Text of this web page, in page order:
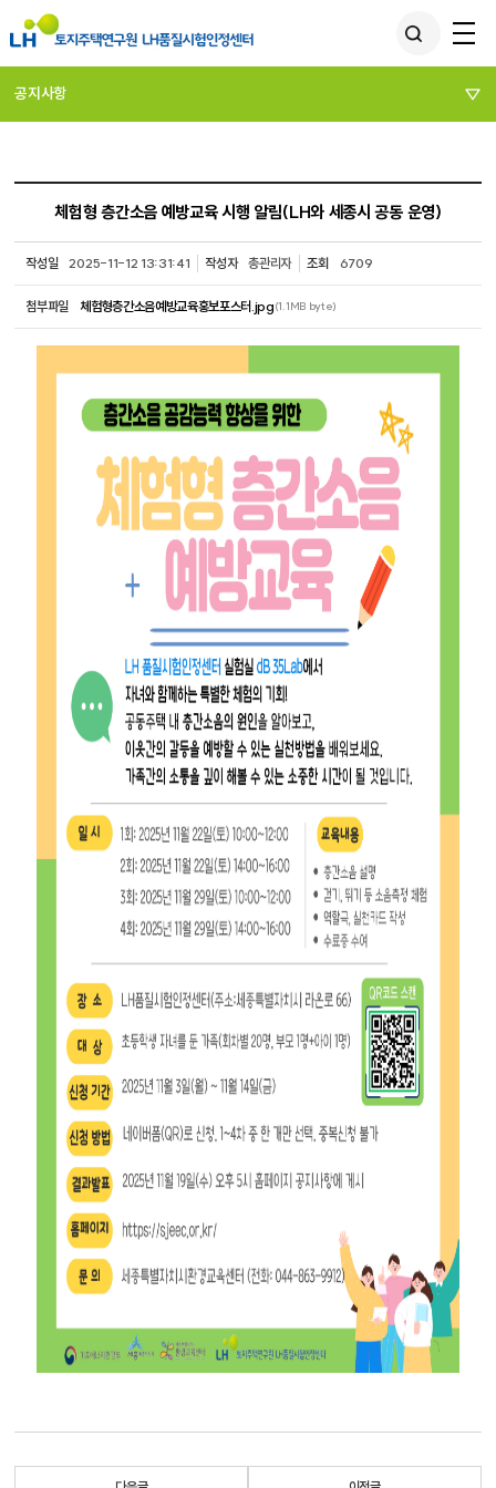
공지사항
체험형 층간소음 예방교육 시행 알림(LH와 세종시 공동 운영)
작성일 2025-11-12 13:31:41 작성자 총관리자 조회 6709
첨부파일 체험형층간소음예방교육홍보포스터.jpg(1.1MB byte)